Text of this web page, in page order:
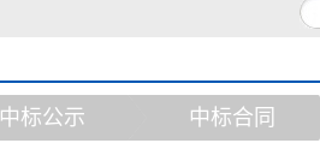
中标公示 中标合同